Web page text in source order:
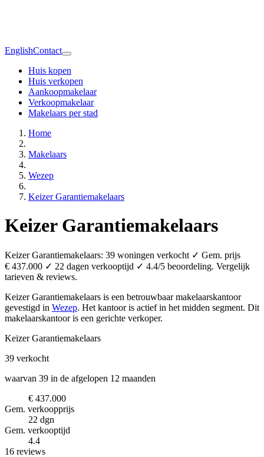
EnglishContact
Huis kopen
Huis verkopen
Aankoopmakelaar
Verkoopmakelaar
Makelaars per stad
Home
Makelaars
Wezep
Keizer Garantiemakelaars
Keizer Garantiemakelaars
Keizer Garantiemakelaars: 39 woningen verkocht ✓ Gem. prijs
€ 437.000 ✓ 22 dagen verkooptijd ✓ 4.4/5 beoordeling. Vergelijk
tarieven & reviews.
Keizer Garantiemakelaars is een betrouwbaar makelaarskantoor
gevestigd in Wezep. Het kantoor is actief in het midden segment. Dit
makelaarskantoor is een gerichte verkoper.
Keizer Garantiemakelaars
39 verkocht
waarvan 39 in de afgelopen 12 maanden
€ 437.000
Gem. verkoopprijs
22 dgn
Gem. verkooptijd
4.4
16 reviews